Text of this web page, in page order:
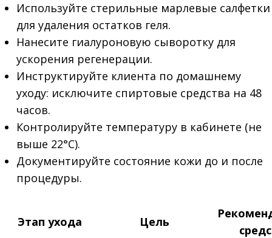
Используйте стерильные марлевые салфетки
для удаления остатков геля.
Нанесите гиалуроновую сыворотку для
ускорения регенерации.
Инструктируйте клиента по домашнему
уходу: исключите спиртовые средства на 48
часов.
Контролируйте температуру в кабинете (не
выше 22°C).
Документируйте состояние кожи до и после
процедуры.
Этап ухода Цель